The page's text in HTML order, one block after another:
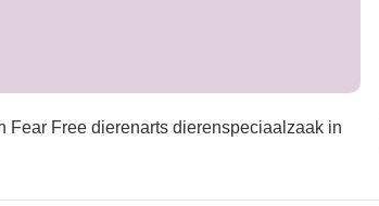
Free dierenarts dierenspeciaalzaak in